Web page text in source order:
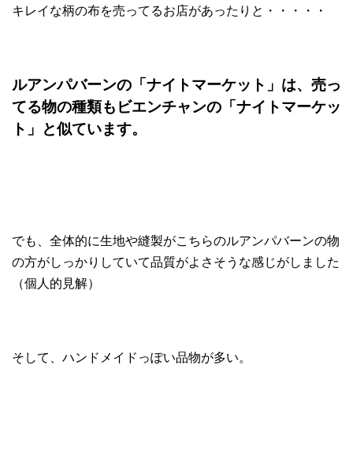
キレイな柄の布を売ってるお店があったりと・・・・・
ルアンパバーンの「ナイトマーケット」は、売っ
てる物の種類もビエンチャンの「ナイトマーケッ
ト」と似ています。
でも、全体的に生地や縫製がこちらのルアンパバーンの物
の方がしっかりしていて品質がよさそうな感じがしました
（個人的見解）
そして、ハンドメイドっぽい品物が多い。